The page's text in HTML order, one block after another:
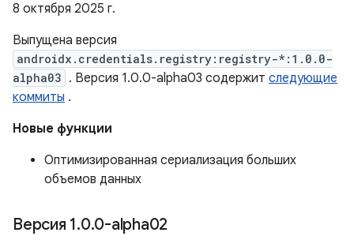
8 октября 2025 г.
Выпущена версия
androidx.credentials.registry:registry-*:1.0.0-
alpha03 . Версия 1.0.0-alpha03 содержит следующие
коммиты .
Новые функции
Оптимизированная сериализация больших
объемов данных
Версия 1.0.0-alpha02